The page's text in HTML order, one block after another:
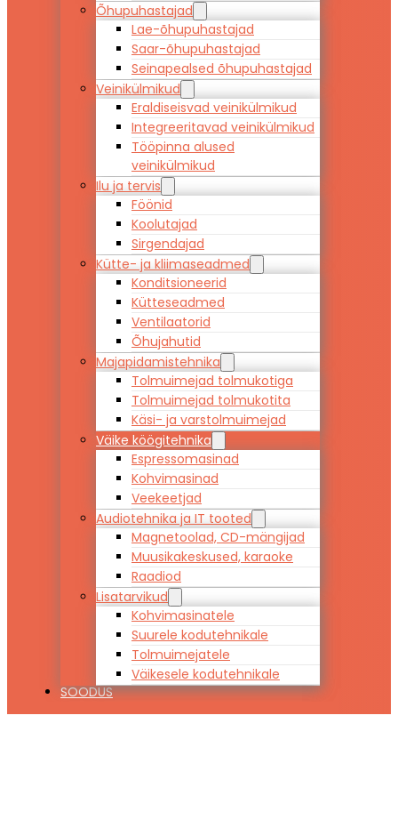
Õhupuhastajad
Lae-õhupuhastajad
Saar-õhupuhastajad
Seinapealsed õhupuhastajad
Veinikülmikud
Eraldiseisvad veinikülmikud
Integreeritavad veinikülmikud
Tööpinna alused
veinikülmikud
Ilu ja tervis
Föönid
Koolutajad
Sirgendajad
Kütte- ja kliimaseadmed
Konditsioneerid
Kütteseadmed
Ventilaatorid
Õhujahutid
Majapidamistehnika
Tolmuimejad tolmukotiga
Tolmuimejad tolmukotita
Käsi- ja varstolmuimejad
Väike köögitehnika
Espressomasinad
Kohvimasinad
Veekeetjad
Audiotehnika ja IT tooted
Magnetoolad, CD-mängijad
Muusikakeskused, karaoke
Raadiod
Lisatarvikud
Kohvimasinatele
Suurele kodutehnikale
Tolmuimejatele
Väikesele kodutehnikale
SOODUS